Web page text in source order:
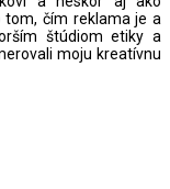
tom, čím reklama je a
štúdiom etiky a
moju kreatívnu